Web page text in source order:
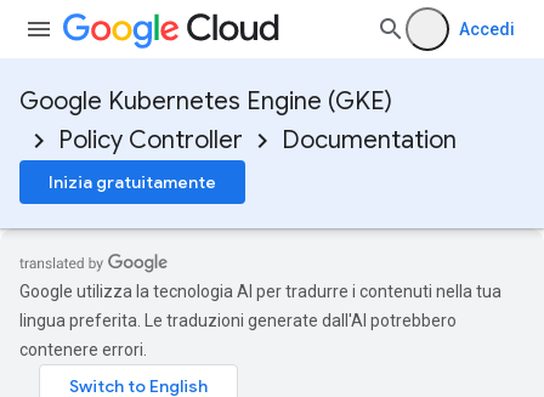
Accedi
Google Kubernetes Engine (GKE)
Policy Controller
Documentation
Inizia gratuitamente
Google utilizza la tecnologia AI per tradurre i contenuti nella tua
lingua preferita. Le traduzioni generate dall'AI potrebbero
contenere errori.